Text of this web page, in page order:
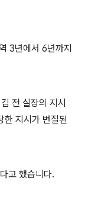
3년에서 6년까지
전 실장의 지시
한 지시가 변질된
고 했습니다.